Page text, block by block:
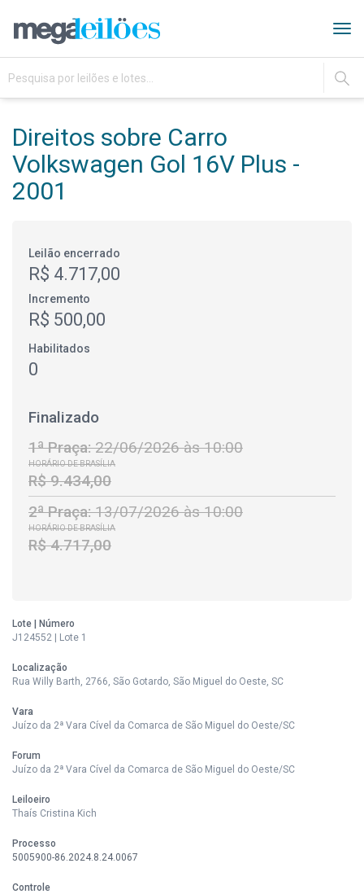
IR
Direitos sobre Carro
Volkswagen Gol 16V Plus -
2001
Leilão encerrado
R$ 4.717,00
Incremento
R$ 500,00
Habilitados
0
Finalizado
1ª Praça:22/06/2026 às 10:00
HORÁRIO DE BRASÍLIA
R$ 9.434,00
2ª Praça:13/07/2026 às 10:00
HORÁRIO DE BRASÍLIA
R$ 4.717,00
Lote | Número
J124552 | Lote 1
Localização
Rua Willy Barth, 2766, São Gotardo, São Miguel do Oeste, SC
Vara
Juízo da 2ª Vara Cível da Comarca de São Miguel do Oeste/SC
Forum
Juízo da 2ª Vara Cível da Comarca de São Miguel do Oeste/SC
Leiloeiro
Thaís Cristina Kich
Processo
5005900-86.2024.8.24.0067
Controle